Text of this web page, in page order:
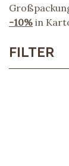
-10% in
FILTER